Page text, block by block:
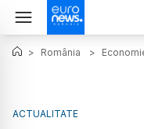
> România >
ACTUALITATE